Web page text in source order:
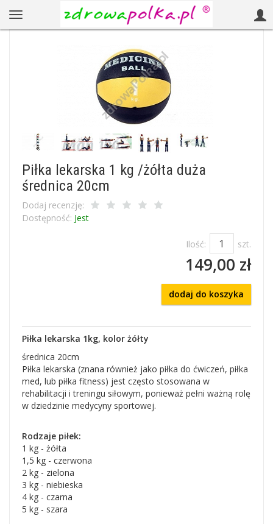
Piłka lekarska 1 kg /żółta duża
średnica 20cm
Dodaj recenzję:
Dostępność: Jest
Ilość: szt.
149,00 zł
dodaj do koszyka
Piłka lekarska 1kg, kolor żółty
średnica 20cm
Piłka lekarska (znana również jako piłka do ćwiczeń, piłka
med, lub piłka fitness) jest często stosowana w
rehabilitacji i treningu siłowym, ponieważ pełni ważną rolę
w dziedzinie medycyny sportowej.
Rodzaje piłek:
1 kg - żółta
1,5 kg - czerwona
2 kg - zielona
3 kg - niebieska
4 kg - czarna
5 kg - szara